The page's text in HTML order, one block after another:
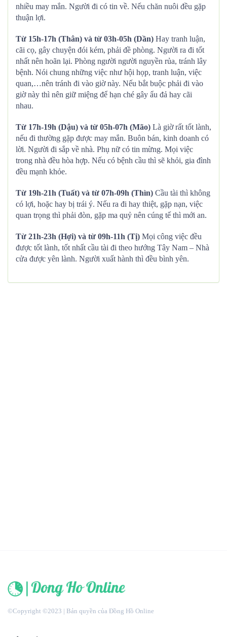
nhiều may mắn. Người đi có tin về. Nếu chăn nuôi đều gặp
thuận lợi.
Từ 15h-17h (Thân) và từ 03h-05h (Dần) Hay tranh luận,
cãi cọ, gây chuyện đói kém, phải đề phòng. Người ra đi tốt
nhất nên hoãn lại. Phòng người người nguyền rủa, tránh lây
bệnh. Nói chung những việc như hội họp, tranh luận, việc
quan,…nên tránh đi vào giờ này. Nếu bắt buộc phải đi vào
giờ này thì nên giữ miệng để hạn ché gây ẩu đả hay cãi
nhau.
Từ 17h-19h (Dậu) và từ 05h-07h (Mão) Là giờ rất tốt lành,
nếu đi thường gặp được may mắn. Buôn bán, kinh doanh có
lời. Người đi sắp về nhà. Phụ nữ có tin mừng. Mọi việc
trong nhà đều hòa hợp. Nếu có bệnh cầu thì sẽ khỏi, gia đình
đều mạnh khỏe.
Từ 19h-21h (Tuất) và từ 07h-09h (Thìn) Cầu tài thì không
có lợi, hoặc hay bị trái ý. Nếu ra đi hay thiệt, gặp nạn, việc
quan trọng thì phải đòn, gặp ma quỷ nên cúng tế thì mới an.
Từ 21h-23h (Hợi) và từ 09h-11h (Tị) Mọi công việc đều
được tốt lành, tốt nhất cầu tài đi theo hướng Tây Nam – Nhà
cửa được yên lành. Người xuất hành thì đều bình yên.
©Copyright ©2023 | Bản quyền của Đồng Hồ Online